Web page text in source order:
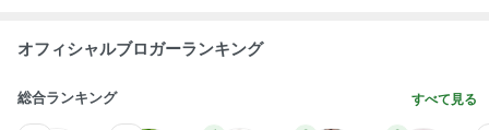
オフィシャルブロガーランキング
総合ランキング すべて見る